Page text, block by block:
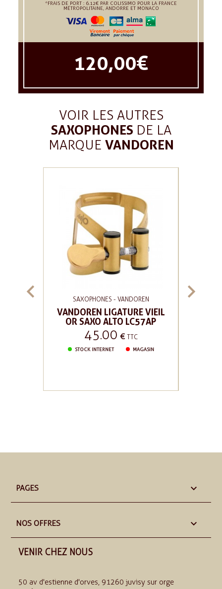
*FRAIS DE PORT : 6.12€ PAR COLISSIMO POUR LA FRANCE
MÉTROPOLITAINE, ANDORRE ET MONACO
120,00 €
VOIR LES AUTRES
SAXOPHONES DE LA
MARQUE VANDOREN
 SAXOPHONES - VANDOREN
VANDOREN LIGATURE VIEIL
OR SAXO ALTO LC57AP
Prix
45.00 € TTC
STOCK INTERNET MAGASIN

PAGES 
NOS OFFRES 
VENIR CHEZ NOUS
50 av d'estienne d'orves, 91260 juvisy sur orge